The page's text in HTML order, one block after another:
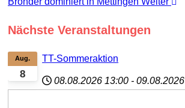
Nächste Veranstaltungen
8
Aug. TT-Sommeraktion
08.08.2026 13:00 - 09.08.2026